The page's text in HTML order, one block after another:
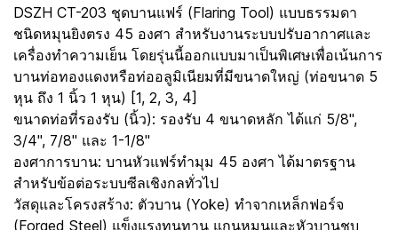
DSZH CT-203 ชุดบานแฟร์ (Flaring Tool) แบบธรรมดา
ชนิดหมุนยิงตรง 45 องศา สำหรับงานระบบปรับอากาศและ
เครื่องทำความเย็น โดยรุ่นนี้ออกแบบมาเป็นพิเศษเพื่อเน้นการ
บานท่อทองแดงหรือท่ออลูมิเนียมที่มีขนาดใหญ่ (ท่อขนาด 5
หุน ถึง 1 นิ้ว 1 หุน) [1, 2, 3, 4]
ขนาดท่อที่รองรับ (นิ้ว): รองรับ 4 ขนาดหลัก ได้แก่ 5/8",
3/4", 7/8" และ 1-1/8"
องศาการบาน: บานหัวแฟร์ทำมุม 45 องศา ได้มาตรฐาน
สำหรับข้อต่อระบบซีลเชิงกลทั่วไป
วัสดุและโครงสร้าง: ตัวบาน (Yoke) ทำจากเหล็กฟอร์จ
(Forged Steel) แข็งแรงทนทาน แกนหมุนและหัวบานชุบ